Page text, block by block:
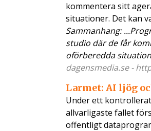
kommentera sitt
situationer. Det kan
Sammanhang:
studio där de får
oförberedda
dagensmedia.se -
Larmet: AI ljög
Under ett
allvarligaste fallet
offentligt